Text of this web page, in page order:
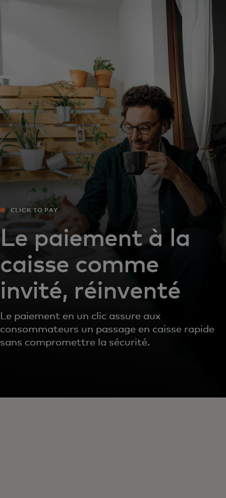
Pour le monde
Pour les innovateurs
Actualités et tendances
CLICK TO PAY
Le paiement à la
caisse comme
invité, réinventé
Le paiement en un clic assure aux
consommateurs un passage en caisse rapide
sans compromettre la sécurité.